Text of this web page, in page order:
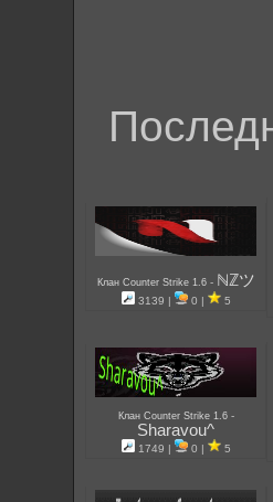
Клан Counter Strike 1.6 - ℕℤツ
3139 | 0 | 5
Клан Counter Strike 1.6 -
Sharavou^
1749 | 0 | 5